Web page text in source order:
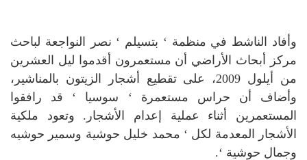
وأفاد الناشط في منظمة ‘ بتسيلم ‘ نصر النواجعة لباحث
مركز أبحاث الأراضي أن مستعمرون أقدموا ليل العشرين
من أيلول 2009، على تقطيع أشجار الزيتون بالمناشير،
وأضاف أن حراس مستعمرة ‘ سوسيا ‘ قد رافقوا
المستعمرين أثناء عملية إعدام الأشجار. وتعود ملكية
الأشجار المعدمة لكل ‘ محمد خليل حوشية وسمير حوشيه
وجمال حوشية ‘.